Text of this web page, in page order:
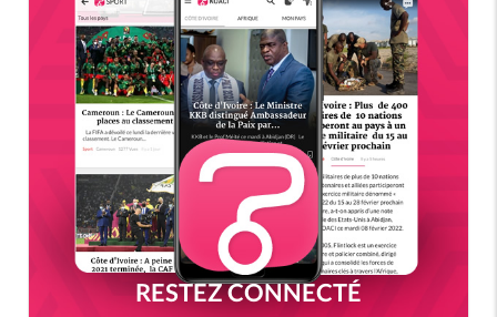
RESTEZ CONNECTÉ